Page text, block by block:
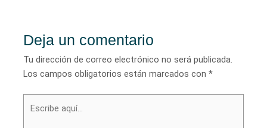
Deja un comentario
Tu dirección de correo electrónico no será publicada.
Los campos obligatorios están marcados con*
aquí...